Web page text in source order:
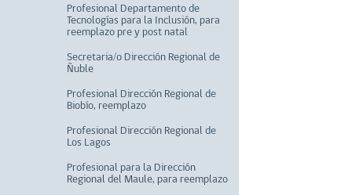
Profesional Departamento de
Tecnologías para la Inclusión, para
reemplazo pre y post natal
Secretaria/o Dirección Regional de
Ñuble
Profesional Dirección Regional de
Biobío, reemplazo
Profesional Dirección Regional de
Los Lagos
Profesional para la Dirección
Regional del Maule, para reemplazo